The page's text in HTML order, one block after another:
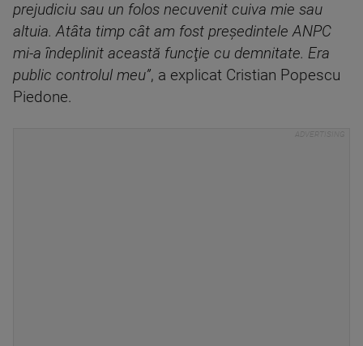
prejudiciu sau un folos necuvenit cuiva mie sau
altuia. Atâta timp cât am fost preşedintele ANPC
mi-a îndeplinit această funcţie cu demnitate. Era
public controlul meu”, a explicat Cristian Popescu
Piedone.